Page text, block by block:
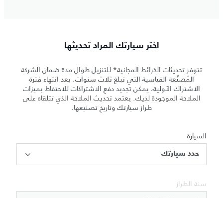
اختر سيارتك المراد تحديثها
تتوفر تحديثات الخرائط المجانية* للتنزيل طوال مدة ضمان الشركة
المُصنِّعة القياسية التي تبلغ ثلاث سنوات. بعد انتهاء فترة
الاشتراك الأولية، يمكن تجديد دفع الاشتراكات للاحتفاظ بميزات
الملاحة الموجودة لديك. يعتمد تحديث الملاحة الذي تتلقاه على
طراز سيارتك وتاريخ تصنيعها.
السيارة
حدد سيارتك
سنة الطراز